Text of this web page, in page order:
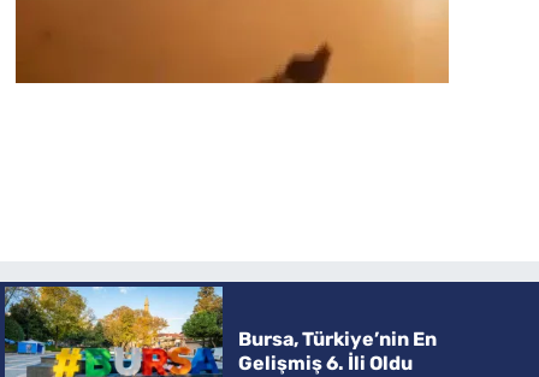
Bursa, Türkiye’nin En
Gelişmiş 6. İli Oldu